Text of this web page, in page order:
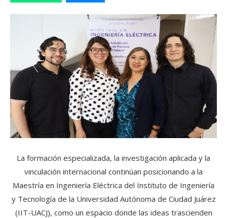
La formación especializada, la investigación aplicada y la
vinculación internacional continúan posicionando a la
Maestría en Ingeniería Eléctrica del Instituto de Ingeniería
y Tecnología de la Universidad Autónoma de Ciudad Juárez
(IIT-UACJ), como un espacio donde las ideas trascienden